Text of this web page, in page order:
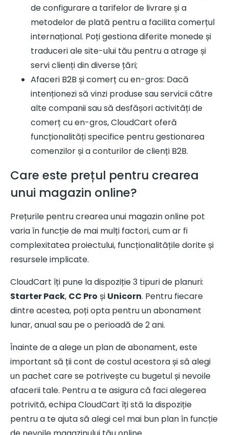
de configurare a tarifelor de livrare și a
metodelor de plată pentru a facilita comerțul
internațional. Poți gestiona diferite monede și
traduceri ale site-ului tău pentru a atrage și
servi clienți din diverse țări;
Afaceri B2B și comerț cu en-gros: Dacă
intenționezi să vinzi produse sau servicii către
alte companii sau să desfășori activități de
comerț cu en-gros, CloudCart oferă
funcționalități specifice pentru gestionarea
comenzilor și a conturilor de clienți B2B.
Care este prețul pentru crearea
unui magazin online?
Prețurile pentru crearea unui magazin online pot
varia în funcție de mai mulți factori, cum ar fi
complexitatea proiectului, funcționalitățile dorite și
resursele implicate.
CloudCart îți pune la dispoziție 3 tipuri de planuri:
Starter Pack, CC Pro și Unicorn. Pentru fiecare
dintre acestea, poți opta pentru un abonament
lunar, anual sau pe o perioadă de 2 ani.
Înainte de a alege un plan de abonament, este
important să ții cont de costul acestora și să alegi
un pachet care se potrivește cu bugetul și nevoile
afacerii tale. Pentru a te asigura că faci alegerea
potrivită, echipa CloudCart îți stă la dispoziție
pentru a te ajuta să alegi cel mai bun plan în funcție